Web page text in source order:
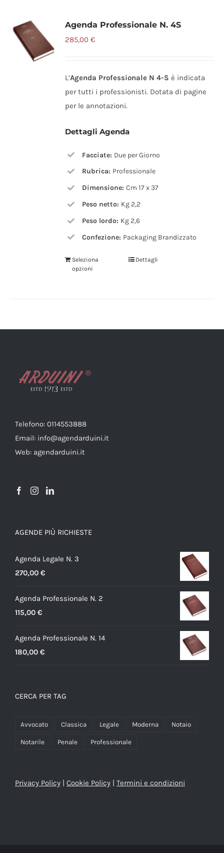
Agenda Professionale N. 4S
285,00€
L’Agenda Professionale N 4-S è indicata
per tutti i professionisti. Dotata di pagine
per le annotazioni.
Dettagli Agenda
Facciate: Due per Giorno
Rubrica: Professionale
Dimensione: Cm 17 x 37
Peso netto: Kg 2,2
Peso lordo: Kg 2,6
Confezione: Packaging Brandizzato
Seleziona
opzioni
Dettagli
Telefono: 0114553888
Email: info@agendarduini.it
Web: agendarduini.it
AGENDE PIÙ RICHIESTE
Agenda Legale N. 3
270,00 €
Agenda Professionale N. 2
115,00 €
Agenda Professionale N. 14
180,00 €
CERCA PER TAG
Avvocato Classica Legale Moderna Notaio
Notarile Penale Professionale
Privacy Policy | Cookie Policy | Termini e condizioni